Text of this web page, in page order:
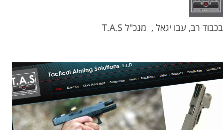
בכבוד רב, עבו יגאל , מנכ"ל T.A.S